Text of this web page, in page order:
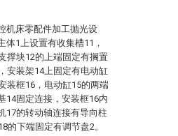
机床零配件加工抛光设
体1上设置有收集槽11，
撑块12的上端固定有搁置
安装架14上固定有电动缸
装框16，电动缸15的两端
14固定连接，安装框16内
17的转动轴连接有导向柱
的下端固定有调节盘2。